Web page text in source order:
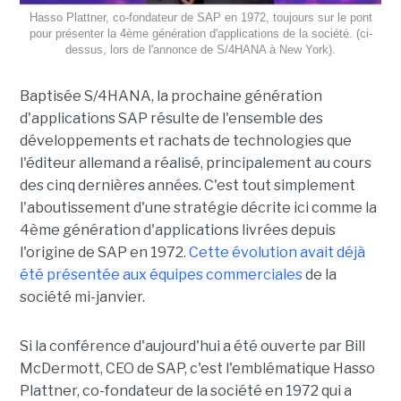
Hasso Plattner, co-fondateur de SAP en 1972, toujours sur le pont
pour présenter la 4ème génération d'applications de la société. (ci-
dessus, lors de l'annonce de S/4HANA à New York).
Baptisée S/4HANA, la prochaine génération
d'applications SAP résulte de l'ensemble des
développements et rachats de technologies que
l'éditeur allemand a réalisé, principalement au cours
des cinq dernières années. C'est tout simplement
l'aboutissement d'une stratégie décrite ici comme la
4ème génération d'applications livrées depuis
l'origine de SAP en 1972. Cette évolution avait déjà
été présentée aux équipes commercialesde la
société mi-janvier.
Si la conférence d'aujourd'hui a été ouverte par Bill
McDermott, CEO de SAP, c'est l'emblématique Hasso
Plattner, co-fondateur de la société en 1972 qui a